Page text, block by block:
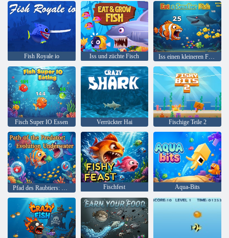
Fish Royale io Iss und züchte Fisch Iss einen kleineren Fisch
Fisch Super IO Essen Verrückter Hai Fischige Teile 2
Fischfest Aqua-Bits